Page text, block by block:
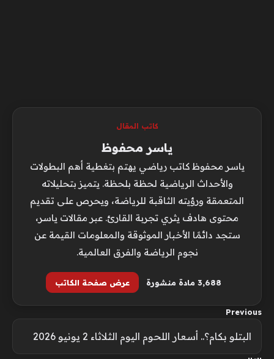
كاتب المقال
ياسر محفوظ
ياسر محفوظ كاتب رياضي يهتم بتغطية أهم البطولات
والأحداث الرياضية لحظة بلحظة. يتميز بتحليلاته
المتعمقة ورؤيته الثاقبة للرياضة، ويحرص على تقديم
محتوى هادف يثري تجربة القارئ. عبر مقالات ياسر،
ستجد دائمًا الأخبار الموثوقة والمعلومات القيمة عن
نجوم الرياضة والفرق العالمية.
3٬688 مادة منشورة عرض صفحة الكاتب
Previous
البتلو بكام؟.. أسعار اللحوم اليوم الثلاثاء 2 يونيو 2026